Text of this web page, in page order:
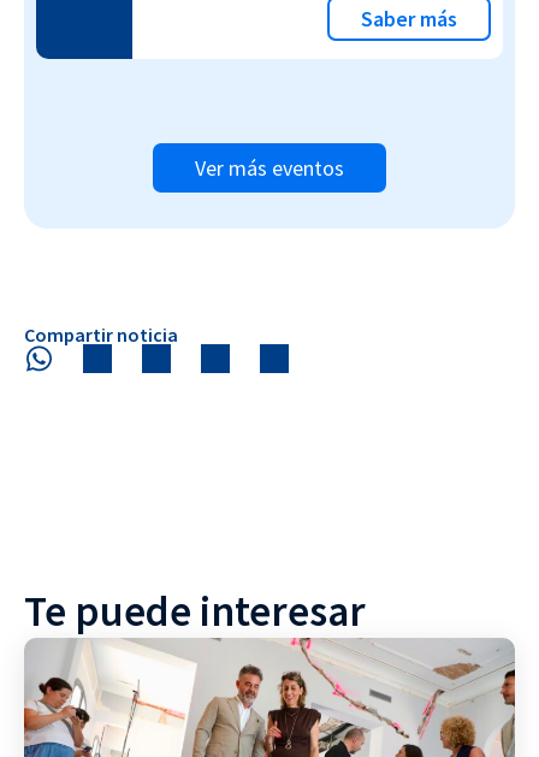
Saber más
Ver más eventos
Compartir noticia
Te puede interesar